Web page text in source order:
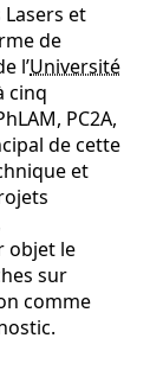
Lasers et
de
l’Université
cinq
PC2A,
de cette
et
objet le
sur
comme